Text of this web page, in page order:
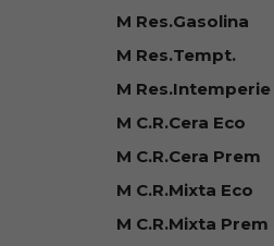
M Res.Gasolina
M Res.Tempt.
M Res.Intemperie
M C.R.Cera Eco
M C.R.Cera Prem
M C.R.Mixta Eco
M C.R.Mixta Prem